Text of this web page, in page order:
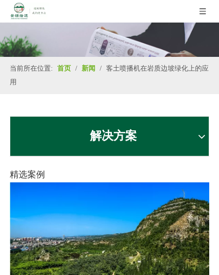
当前所在位置: 首页 / 新闻 / 客土喷播机在岩质边坡绿化上的应
用
解决方案
精选案例